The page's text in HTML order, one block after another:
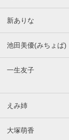
新ありな
池田美優(みちょぱ)
一生友子
えみ姉
大塚萌香